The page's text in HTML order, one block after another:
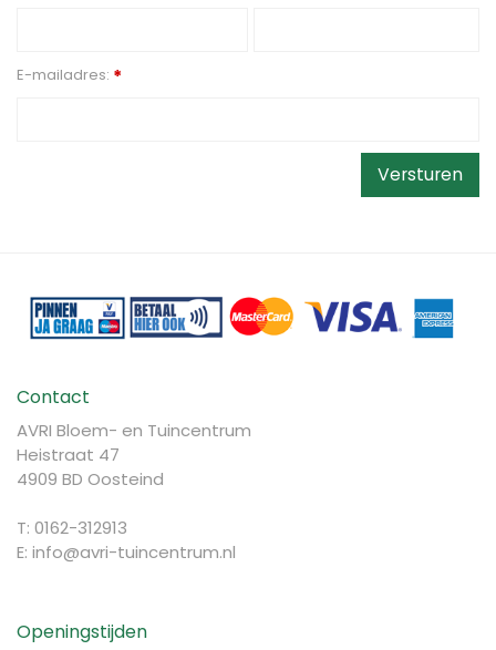
E-mailadres: *
Contact
AVRI Bloem- en Tuincentrum
Heistraat 47
4909 BD Oosteind
T: 0162-312913
E: info@avri-tuincentrum.nl
Openingstijden